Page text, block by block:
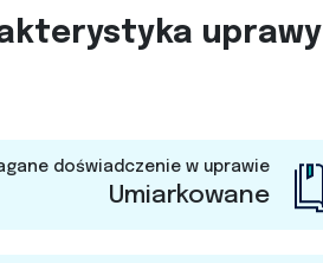
uprawy
doświadczenie w uprawie
Umiarkowane